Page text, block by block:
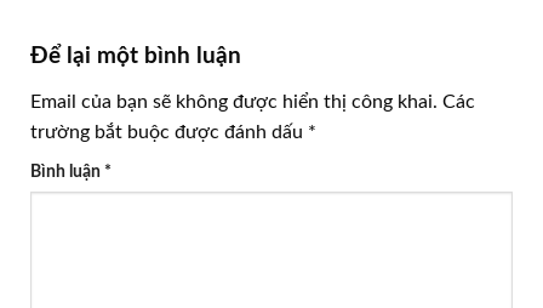
Để lại một bình luận
Email của bạn sẽ không được hiển thị công khai. Các
trường bắt buộc được đánh dấu *
Bình luận *